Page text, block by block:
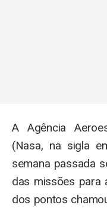
A Agência
(Nasa, na sigla
semana passada
das missões para
dos pontos